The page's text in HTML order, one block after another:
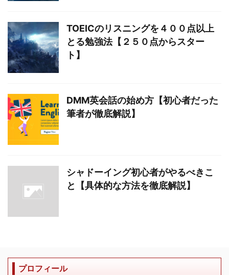
TOEICのリスニングを４００点以上
とる勉強法【２５０点からスター
ト】
DMM英会話の始め方【初心者だった
筆者が徹底解説】
シャドーイング初心者がやるべきこ
と【具体的な方法を徹底解説】
プロフィール